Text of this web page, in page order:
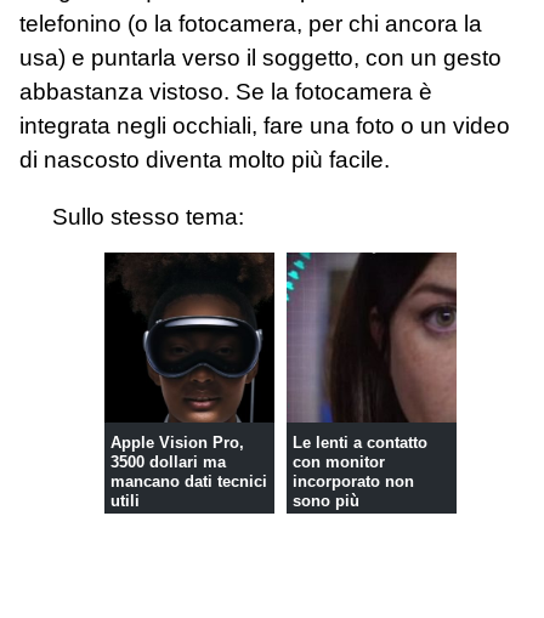
telefonino (o la fotocamera, per chi ancora la
usa) e puntarla verso il soggetto, con un gesto
abbastanza vistoso. Se la fotocamera è
integrata negli occhiali, fare una foto o un video
di nascosto diventa molto più facile.
Sullo stesso tema:
Apple Vision Pro,
3500 dollari ma
mancano dati tecnici
utili
Le lenti a contatto
con monitor
incorporato non
sono più